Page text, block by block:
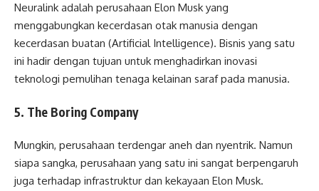
Neuralink adalah perusahaan Elon Musk yang
menggabungkan kecerdasan otak manusia dengan
kecerdasan buatan (Artificial Intelligence). Bisnis yang satu
ini hadir dengan tujuan untuk menghadirkan inovasi
teknologi pemulihan tenaga kelainan saraf pada manusia.
5. The Boring Company
Mungkin, perusahaan terdengar aneh dan nyentrik. Namun
siapa sangka, perusahaan yang satu ini sangat berpengaruh
juga terhadap infrastruktur dan kekayaan Elon Musk.